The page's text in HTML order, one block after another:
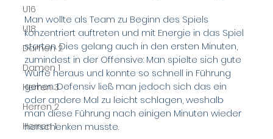
U16
U18
Damen 2
Damen 1
Herren 3
Herren 2
Herren 1
Man wollte als Team zu Beginn des Spiels
konzentriert auftreten und mit Energie in das Spiel
starten. Dies gelang auch in den ersten Minuten,
zumindest in der Offensive: Man spielte sich gute
Würfe heraus und konnte so schnell in Führung
gehen. Defensiv ließ man jedoch sich das ein
oder andere Mal zu leicht schlagen, weshalb
man diese Führung nach einigen Minuten wieder
herschenken musste.